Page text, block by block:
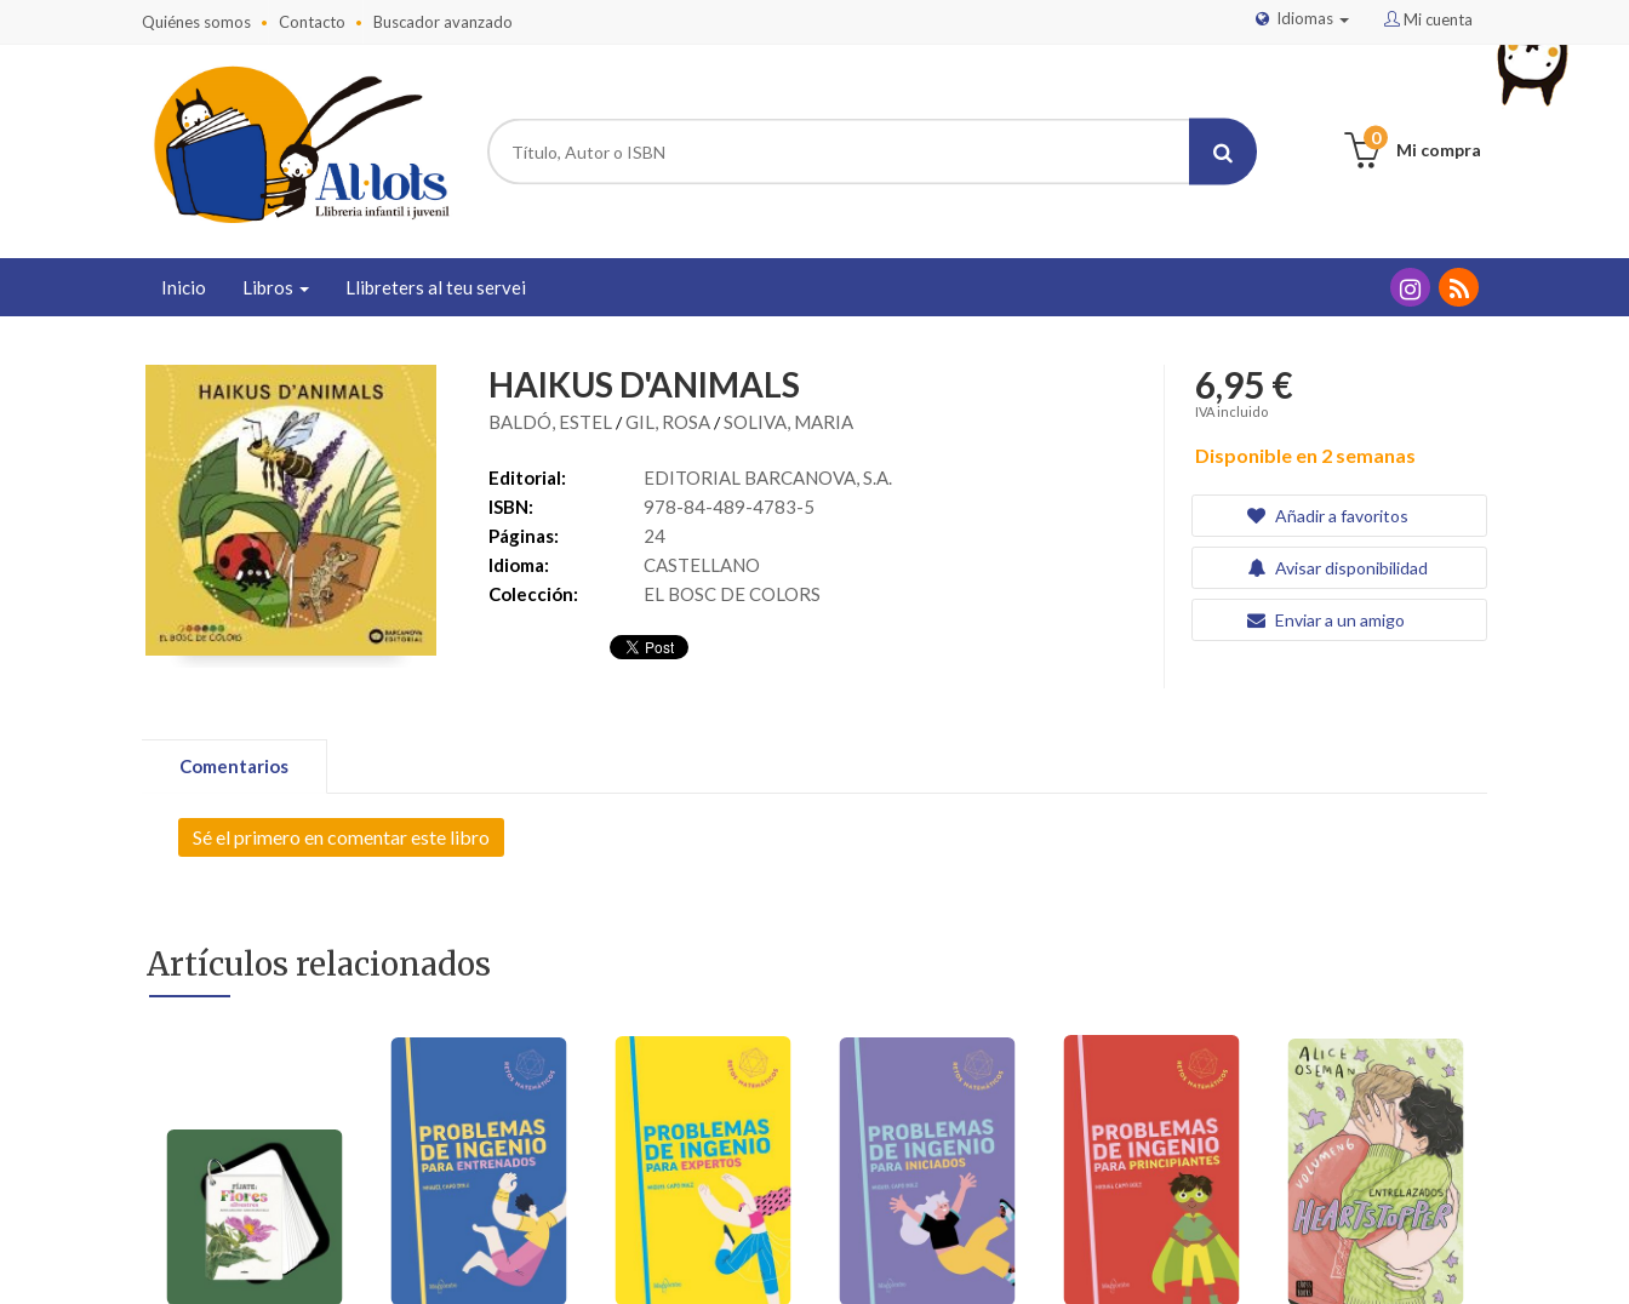
Mi cuenta
Idiomas
Quiénes somos Contacto Buscador avanzado
Mi compra
0
Inicio Libros Llibreters al teu servei
HAIKUS D'ANIMALS
BALDÓ, ESTEL/GIL, ROSA/SOLIVA, MARIA
Editorial:
EDITORIAL BARCANOVA, S.A.
ISBN:
978-84-489-4783-5
Páginas:
24
Idioma:
CASTELLANO
Colección:
EL BOSC DE COLORS
6,95 €
IVA incluido
Disponible en 2 semanas
Añadir a favoritos
Avisar disponibilidad
Enviar a un amigo
Comentarios
Sé el primero en comentar este libro
Artículos relacionados